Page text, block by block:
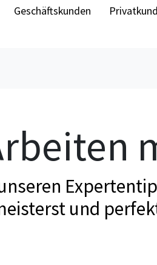
Geschäftskunden
und